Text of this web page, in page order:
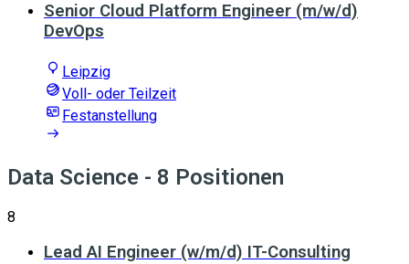
Senior Cloud Platform Engineer (m/w/d)
DevOps
Leipzig
Voll- oder Teilzeit
Festanstellung
Data Science - 8 Positionen
8
Lead AI Engineer (w/m/d) IT-Consulting